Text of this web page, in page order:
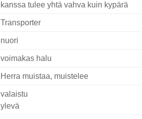
kanssa tulee yhtä vahva kuin kypärä
Transporter
nuori
voimakas halu
Herra muistaa, muistelee
valaistu
ylevä